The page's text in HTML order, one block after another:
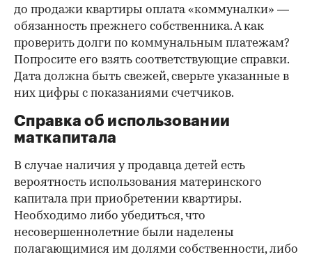
до продажи квартиры оплата «коммуналки» —
обязанность прежнего собственника. А как
проверить долги по коммунальным платежам?
Попросите его взять соответствующие справки.
Дата должна быть свежей, сверьте указанные в
них цифры с показаниями счетчиков.
Справка об использовании
маткапитала
В случае наличия у продавца детей есть
вероятность использования материнского
капитала при приобретении квартиры.
Необходимо либо убедиться, что
несовершеннолетние были наделены
полагающимися им долями собственности, либо